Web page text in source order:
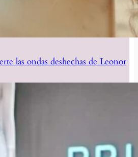
las ondas deshechas de Leonor